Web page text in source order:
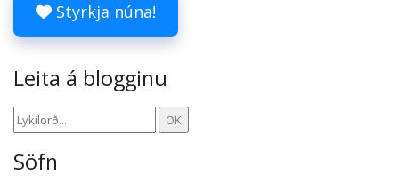
Styrkja núna!
Leita á blogginu
Söfn